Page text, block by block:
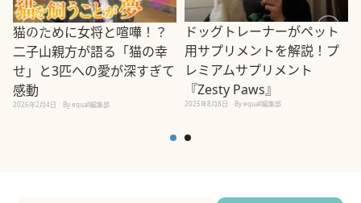
猫のために女将と喧嘩！？
二子山親方が語る「猫の幸
せ」と3匹への愛が深すぎて
感動
2026年2月4日 By equall編集部
ドッグトレーナーがペット
用サプリメントを解説！プ
レミアムサプリメント
『Zesty Paws』
2025年8月8日 By equall編集部